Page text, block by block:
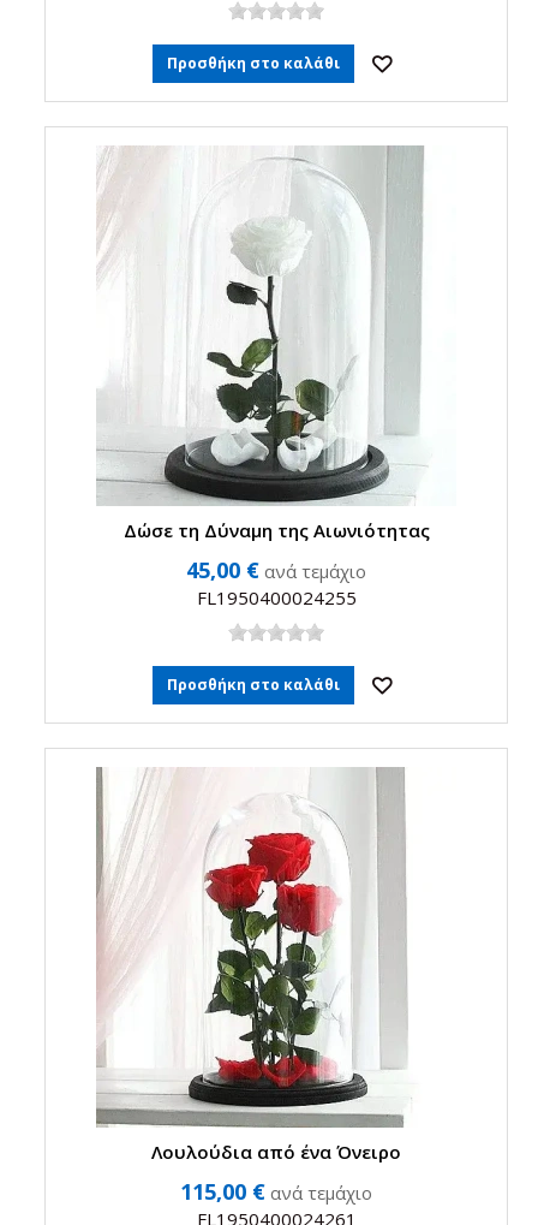
Προσθήκη στο καλάθι
Δώσε τη Δύναμη της Αιωνιότητας
45,00 € ανά τεμάχιο
FL1950400024255
Προσθήκη στο καλάθι
Λουλούδια από ένα Όνειρο
115,00 € ανά τεμάχιο
FL1950400024261